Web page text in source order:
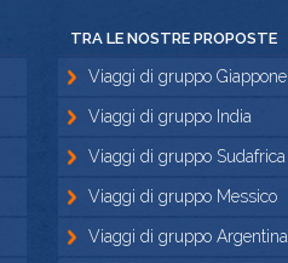
TRA LE NOSTRE PROPOSTE
Viaggi di gruppo Giappone
Viaggi di gruppo India
Viaggi di gruppo Sudafrica
Viaggi di gruppo Messico
Viaggi di gruppo Argentina